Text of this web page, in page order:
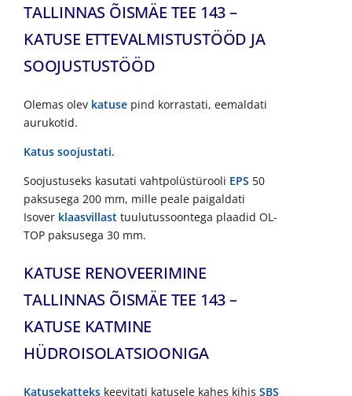
TALLINNAS ÕISMÄE TEE 143 –
KATUSE ETTEVALMISTUSTÖÖD JA
SOOJUSTUSTÖÖD
Olemas olev katuse pind korrastati, eemaldati
aurukotid.
Katus soojustati.
Soojustuseks kasutati vahtpolüstürooli EPS 50
paksusega 200 mm, mille peale paigaldati
Isover klaasvillast tuulutussoontega plaadid OL-
TOP paksusega 30 mm.
KATUSE RENOVEERIMINE
TALLINNAS ÕISMÄE TEE 143 –
KATUSE KATMINE
HÜDROISOLATSIOONIGA
Katusekatteks keevitati katusele kahes kihis SBS